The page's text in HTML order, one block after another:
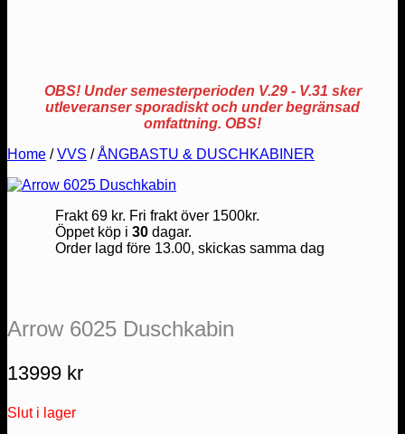
OBS! Under semesterperioden V.29 - V.31 sker
utleveranser sporadiskt och under begränsad
omfattning. OBS!
Home / VVS / ÅNGBASTU & DUSCHKABINER
Frakt 69 kr. Fri frakt över 1500kr.
Öppet köp i 30dagar.
Order lagd före 13.00, skickas samma dag
Arrow 6025 Duschkabin
13999 kr
Slut i lager